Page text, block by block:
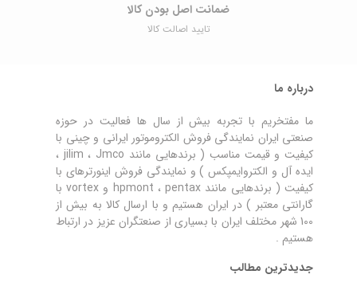
ضمانت اصل ‌بودن کالا
تایید اصالت کالا
درباره ما
ما مفتخریم با تجربه بیش از سال ها فعالیت در حوزه
صنعتی ایران نمایندگی فروش الکتروموتور ایرانی و چینی با
کیفیت و قیمت مناسب ( برندهایی مانند jilim ، Jmco ،
ایده آل و الکتروایمپکس ) و نمایندگی فروش اینورترهای با
کیفیت ( برندهایی مانند hpmont ، pentax و vortex با
گارانتی معتبر ) در ایران هستیم و با ارسال کالا به بیش از
100 شهر مختلف ایران با بسیاری از صنعتگران عزیز در ارتباط
هستیم .
جدیدترین مطالب